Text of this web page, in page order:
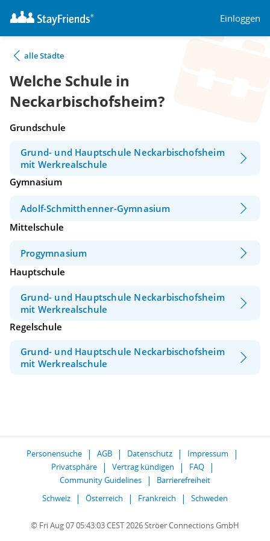
Einloggen
alle Städte
Welche Schule in
Neckarbischofsheim?
Grundschule
Grund- und Hauptschule Neckarbischofsheim
mit Werkrealschule
Gymnasium
Adolf-Schmitthenner-Gymnasium
Mittelschule
Progymnasium
Hauptschule
Grund- und Hauptschule Neckarbischofsheim
mit Werkrealschule
Regelschule
Grund- und Hauptschule Neckarbischofsheim
mit Werkrealschule
Personensuche AGB Datenschutz
Impressum
Privatsphäre
Vertrag kündigen
FAQ
Community Guidelines
Barrierefreiheit
Schweiz
Österreich Frankreich Schweden
© Fri Aug 07 05:43:03 CEST 2026 Ströer Connections GmbH